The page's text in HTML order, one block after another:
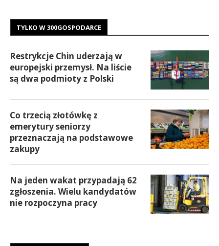
TYLKO W 300GOSPODARCE
Restrykcje Chin uderzają w
europejski przemysł. Na liście
są dwa podmioty z Polski
Co trzecią złotówkę z
emerytury seniorzy
przeznaczają na podstawowe
zakupy
Na jeden wakat przypadają 62
zgłoszenia. Wielu kandydatów
nie rozpoczyna pracy